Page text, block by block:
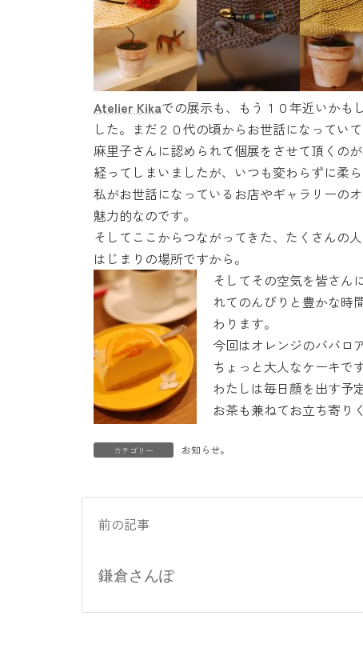
Atelier Kikaでの展示も、もう１０年近いかも
した。まだ２０代の頃からお世話になってい
麻里子さんに認められて個展をさせて頂くの
経ってしまいましたが、いつも変わらずに柔
私がお世話になっているお店やギャラリーの
魅力的なのです。
そしてここからつながってきた、たくさんの
はじまりの場所ですから。
そしてその空気を皆さん
れてのんびりと豊かな時
わります。
今回はオレンジのババロ
ちょっと大人なケーキで
わたしは毎日顔を出す予
お茶も兼ねてお立ち寄り
カテゴリー お知らせ。
前の記事
鎌倉さんぽ